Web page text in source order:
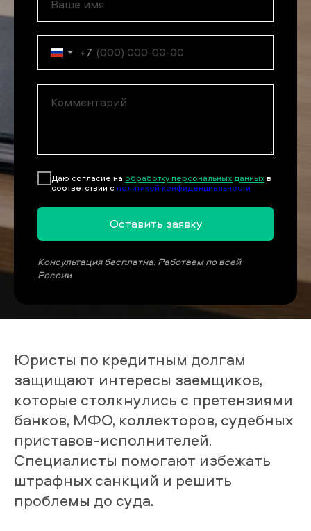
+7
Даю согласие на обработку персональных данныхв
соответствии сполитикой конфиденциальности
Оставить заявку
Консультация бесплатна. Работаем по всей
России
Юристы по кредитным долгам
защищают интересы заемщиков,
которые столкнулись с претензиями
банков, МФО, коллекторов, судебных
приставов-исполнителей.
Специалисты помогают избежать
штрафных санкций и решить
проблемы до суда.